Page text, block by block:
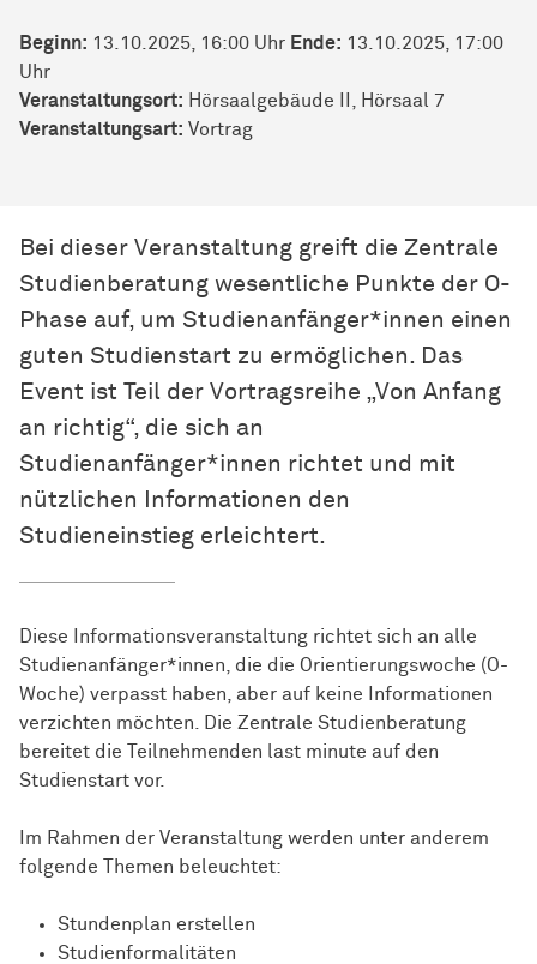
Beginn: 13.10.2025, 16:00 Uhr Ende: 13.10.2025, 17:00
Uhr
Veranstaltungsort: Hörsaalgebäude II, Hörsaal 7
Veran­stal­tungs­art: Vortrag
Bei dieser Veranstaltung greift die Zentrale
Studienberatung wesentliche Punkte der O-
Phase auf, um Studienanfänger*innen einen
guten Studienstart zu ermöglichen. Das
Event ist Teil der Vortragsreihe „Von Anfang
an richtig“, die sich an
Studienanfänger*innen richtet und mit
nützlichen Informationen den
Studieneinstieg erleichtert.
Diese Informationsveranstaltung richtet sich an alle
Studienanfänger*innen, die die Orientierungswoche (O-
Woche) verpasst haben, aber auf keine Informationen
verzichten möchten. Die Zentrale Studienberatung
bereitet die Teilnehmenden last minute auf den
Studienstart vor.
Im Rahmen der Veranstaltung werden unter anderem
folgende Themen beleuchtet:
Stundenplan erstellen
Studienformalitäten